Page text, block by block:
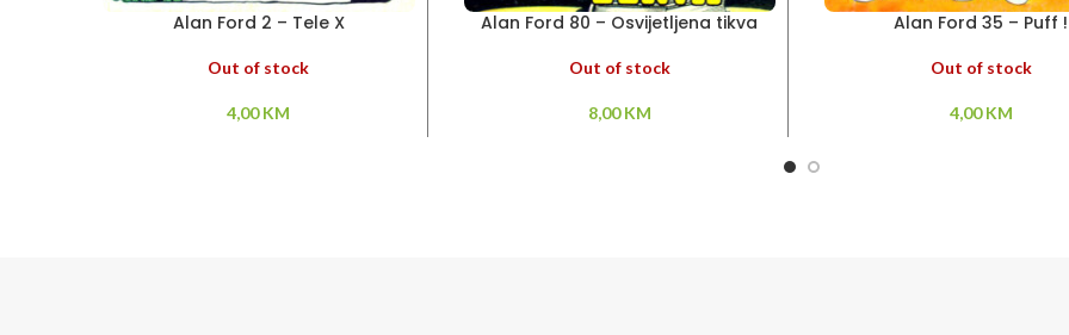
Alan Ford 2 – Tele X
Out of stock
4,00KM
Alan Ford 80 – Osvijetljena tikva
Out of stock
8,00KM
Alan Ford 35 – Puff !
Out of stock
4,00KM